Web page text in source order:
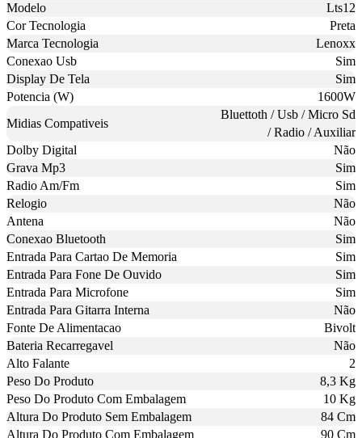
Modelo
Lts12
Cor Tecnologia
Preta
Marca Tecnologia
Lenoxx
Conexao Usb
Sim
Display De Tela
Sim
Potencia (W)
1600W
Midias Compativeis
Bluettoth / Usb / Micro Sd
/ Radio / Auxiliar
Dolby Digital
Não
Grava Mp3
Sim
Radio Am/Fm
Sim
Relogio
Não
Antena
Não
Conexao Bluetooth
Sim
Entrada Para Cartao De Memoria
Sim
Entrada Para Fone De Ouvido
Sim
Entrada Para Microfone
Sim
Entrada Para Gitarra Interna
Não
Fonte De Alimentacao
Bivolt
Bateria Recarregavel
Não
Alto Falante
2
Peso Do Produto
8,3 Kg
Peso Do Produto Com Embalagem
10 Kg
Altura Do Produto Sem Embalagem
84 Cm
Altura Do Produto Com Embalagem
90 Cm